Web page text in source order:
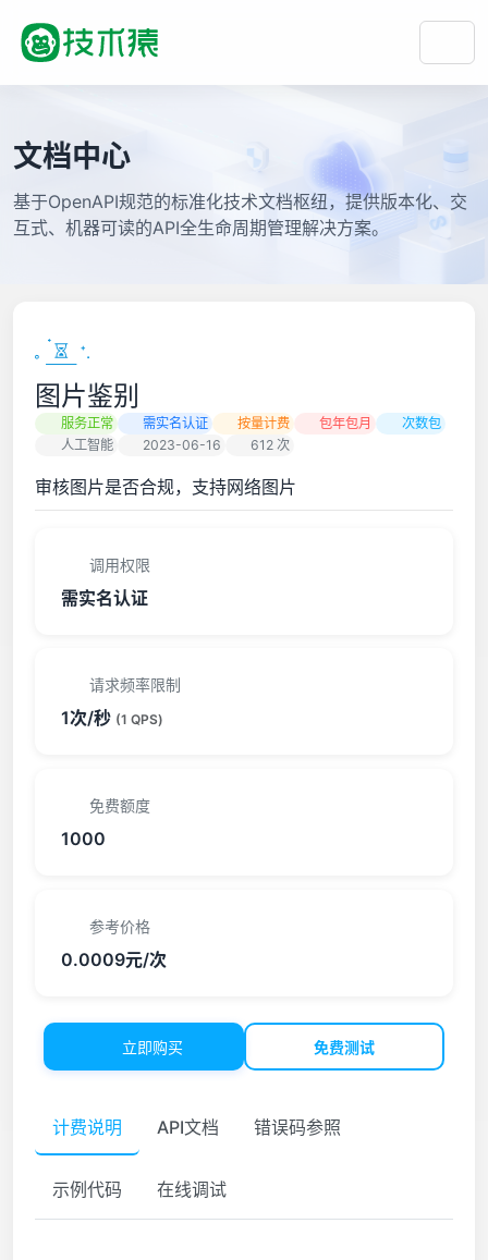
文档中心
基于OpenAPI规范的标准化技术文档枢纽，提供版本化、交
互式、机器可读的API全生命周期管理解决方案。
图片鉴别
服务正常 需实名认证 按量计费 包年包月
次数包
人工智能
2023-06-16 612 次
审核图片是否合规，支持网络图片
调用权限
需实名认证
请求频率限制
1次/秒 (1 QPS)
免费额度
1000
参考价格
0.0009元/次
立即购买 免费测试
计费说明 API文档 错误码参照
示例代码 在线调试